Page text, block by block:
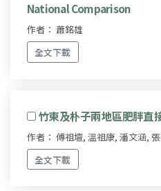
National Comparison
作者： 蕭銘雄
全文下載
竹東及朴子兩地區肥胖直
作者： 傅祖壇, 溫祖康, 潘文涵,
全文下載